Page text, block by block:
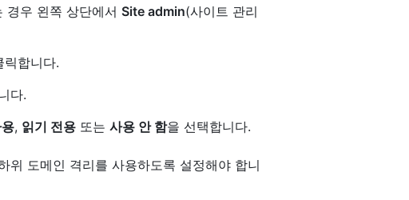
경우 왼쪽 상단에서 Site admin(사이트 관리
합니다.
다.
, 읽기 전용 또는 사용 안 함을 선택합니다.
도메인 격리를 사용하도록 설정해야 합니